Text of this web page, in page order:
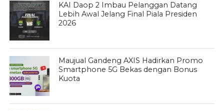
KAI Daop 2 Imbau Pelanggan Datang
Lebih Awal Jelang Final Piala Presiden
2026
Maujual Gandeng AXIS Hadirkan Promo
Smartphone 5G Bekas dengan Bonus
Kuota